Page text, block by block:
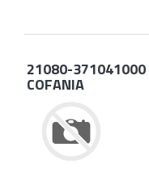
21080-371041000
COFANIA